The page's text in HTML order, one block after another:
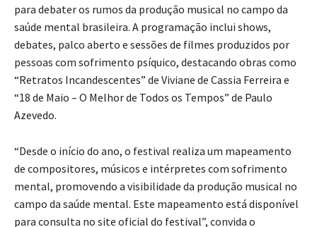
para debater os rumos da produção musical no campo da
saúde mental brasileira. A programação inclui shows,
debates, palco aberto e sessões de filmes produzidos por
pessoas com sofrimento psíquico, destacando obras como
“Retratos Incandescentes” de Viviane de Cassia Ferreira e
“18 de Maio – O Melhor de Todos os Tempos” de Paulo
Azevedo.
“Desde o início do ano, o festival realiza um mapeamento
de compositores, músicos e intérpretes com sofrimento
mental, promovendo a visibilidade da produção musical no
campo da saúde mental. Este mapeamento está disponível
para consulta no site oficial do festival”, convida o